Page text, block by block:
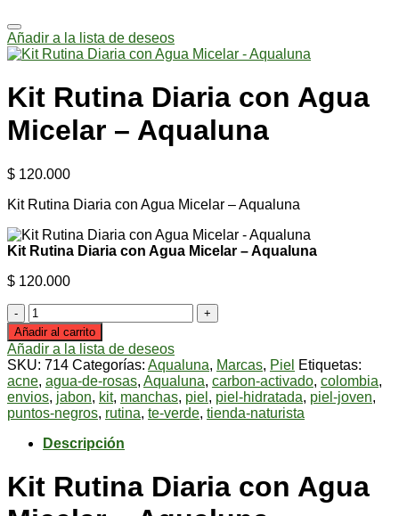
Añadir a la lista de deseos
Kit Rutina Diaria con Agua
Micelar – Aqualuna
$ 120.000
Kit Rutina Diaria con Agua Micelar – Aqualuna
Kit Rutina Diaria con Agua Micelar – Aqualuna
$ 120.000
Kit
Rutina
Diaria
con
Agua
Micelar
-
Aqualuna
cantidad
Añadir al carrito
Añadir a la lista de deseos
SKU: 714 Categorías: Aqualuna, Marcas, Piel Etiquetas:
acne, agua-de-rosas, Aqualuna, carbon-activado, colombia,
envios, jabon, kit, manchas, piel , piel-hidratada, piel-joven,
puntos-negros, rutina, te-verde, tienda-naturista
Descripción
Kit Rutina Diaria con Agua